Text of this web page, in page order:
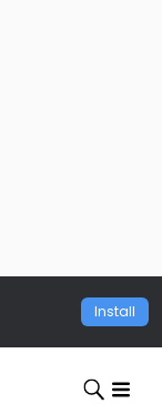
Install